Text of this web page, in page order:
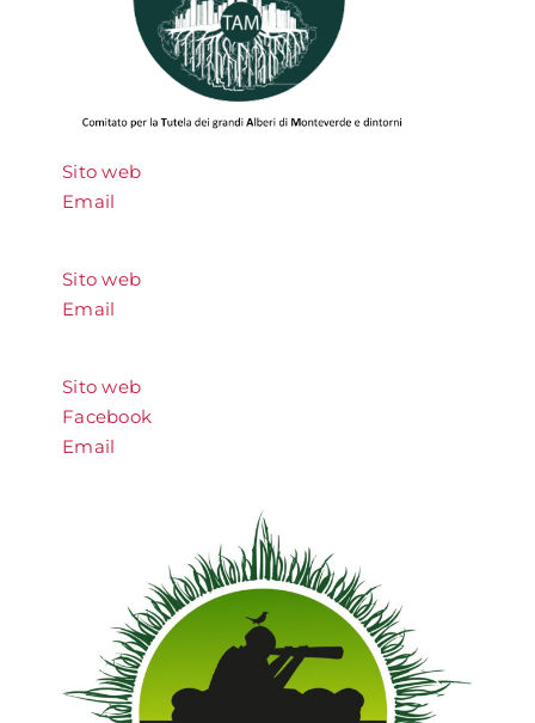
Sito web
Email
Sito web
Email
Sito web
Facebook
Email